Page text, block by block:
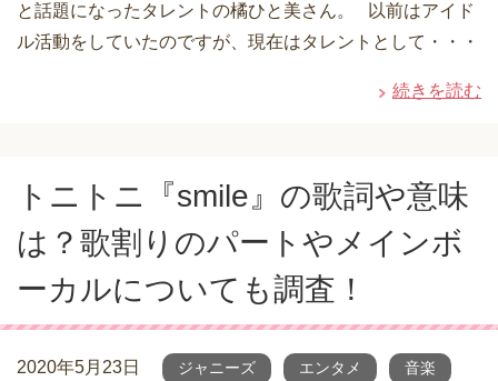
と話題になったタレントの橘ひと美さん。 以前はアイド
ル活動をしていたのですが、現在はタレントとして・・・
続きを読む
トニトニ『smile』の歌詞や意味
は？歌割りのパートやメインボ
ーカルについても調査！
2020年5月23日 ジャニーズ エンタメ 音楽